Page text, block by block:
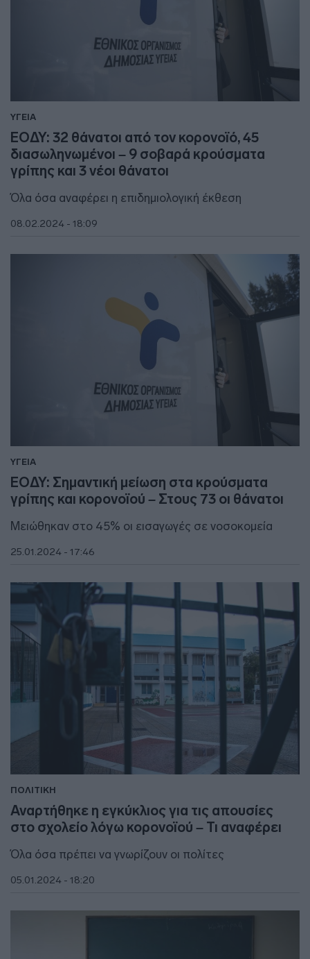
ΥΓΕΙΑ
ΕΟΔΥ: 32 θάνατοι από τον κορονοϊό, 45
διασωληνωμένοι – 9 σοβαρά κρούσματα
γρίπης και 3 νέοι θάνατοι
Όλα όσα αναφέρει η επιδημιολογική έκθεση
08.02.2024 - 18:09
ΥΓΕΙΑ
ΕΟΔΥ: Σημαντική μείωση στα κρούσματα
γρίπης και κορονοϊού – Στους 73 οι θάνατοι
Μειώθηκαν στο 45% οι εισαγωγές σε νοσοκομεία
25.01.2024 - 17:46
ΠΟΛΙΤΙΚΗ
Αναρτήθηκε η εγκύκλιος για τις απουσίες
στο σχολείο λόγω κορονοϊού – Τι αναφέρει
Όλα όσα πρέπει να γνωρίζουν οι πολίτες
05.01.2024 - 18:20